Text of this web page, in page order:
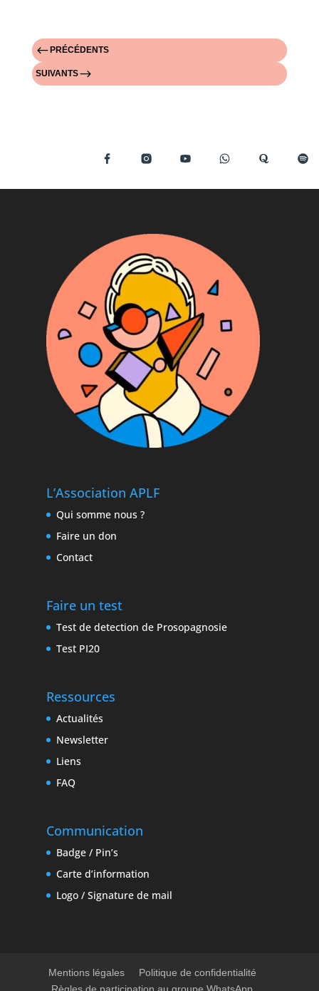
# PRÉCÉDENTS
SUIVANTS$
L’Association APLF
Qui somme nous ?
Faire un don
Contact
Faire un test
Test de detection de Prosopagnosie
Test PI20
Ressources
Actualités
Newsletter
Liens
FAQ
Communication
Badge / Pin’s
Carte d’information
Logo / Signature de mail
Mentions légales
Politique de confidentialité